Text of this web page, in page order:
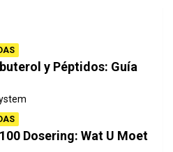
y Péptidos: Guía
Dosering: Wat U Moet